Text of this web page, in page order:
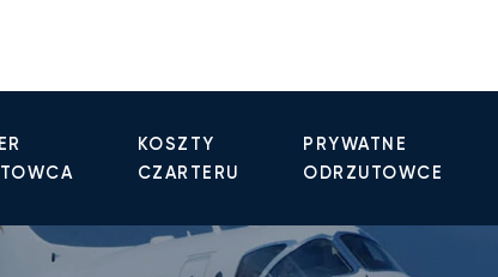
KOSZTY
CZARTERU
PRYWATNE
ODRZUTOWCE